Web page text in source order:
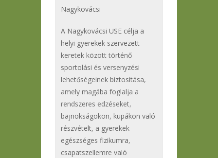
Nagykovácsi
A Nagykovácsi USE célja a
helyi gyerekek szervezett
keretek között történő
sportolási és versenyzési
lehetőségeinek biztosítása,
amely magába foglalja a
rendszeres edzéseket,
bajnokságokon, kupákon való
részvételt, a gyerekek
egészséges fizikumra,
csapatszellemre való